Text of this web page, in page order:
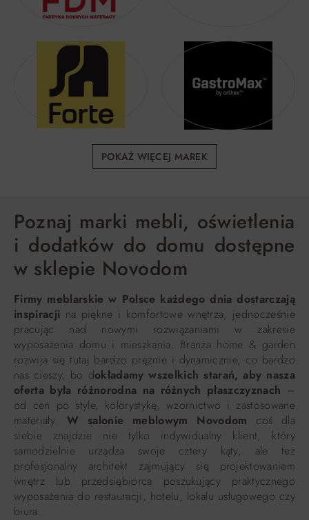
POKAŻ WIĘCEJ MAREK
Poznaj marki mebli, oświetlenia
i dodatków do domu dostępne
w sklepie Novodom
Firmy meblarskie w Polsce każdego dnia dostarczają
inspiracji na piękne i komfortowe wnętrza, jednocześnie
pracując nad nowymi rozwiązaniami w zakresie
wyposażenia domu i mieszkania. Branża home & garden
rozwija się tutaj bardzo prężnie i dynamicznie, co bardzo
nas cieszy, bo dokładamy wszelkich starań, aby nasza
oferta była różnorodna na różnych płaszczyznach
od cen po style, kolorystykę, wzornictwo i zastosowane
materiały. W salonie meblowym Novodom coś dla
siebie znajdzie nie tylko indywidualny klient, który
samodzielnie urządza swoje cztery kąty, ale też
profesjonalny architekt zajmujący się projektowaniem
wnętrz lub przedsiębiorca poszukujący praktycznego
wyposażenia do restauracji, hotelu, lokalu usługowego czy
biura.